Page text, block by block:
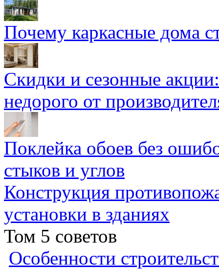
Почему каркасные дома
Скидки и сезонные
недорого от
Поклейка обоев без
стыков и углов
Конструкция
установки в зданиях
Том 5 советов
Особенности